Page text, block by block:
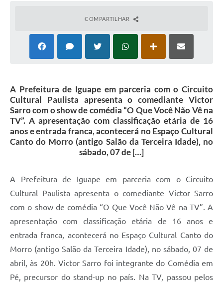
COMPARTILHAR
A Prefeitura de Iguape em parceria com o Circuito
Cultural Paulista apresenta o comediante Victor
Sarro com o show de comédia “O Que Você Não Vê na
TV”. A apresentação com classificação etária de 16
anos e entrada franca, acontecerá no Espaço Cultural
Canto do Morro (antigo Salão da Terceira Idade), no
sábado, 07 de […]
A Prefeitura de Iguape em parceria com o Circuito
Cultural Paulista apresenta o comediante Victor Sarro
com o show de comédia “O Que Você Não Vê na TV”. A
apresentação com classificação etária de 16 anos e
entrada franca, acontecerá no Espaço Cultural Canto do
Morro (antigo Salão da Terceira Idade), no sábado, 07 de
abril, às 20h. Victor Sarro foi integrante do Comédia em
Pé, precursor do stand-up no país. Na TV, passou pelos